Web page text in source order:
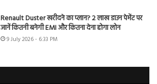
Renault Duster खरीदने का प्लान? 2 लाख डाउन पेमेंट पर
जानें कितनी बनेगी EMI और कितना देना होगा लोन
9 July 2026 - 6:33 PM